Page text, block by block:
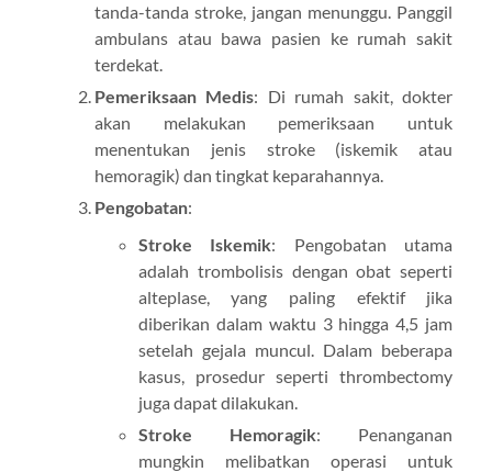
tanda-tanda stroke, jangan menunggu. Panggil
ambulans atau bawa pasien ke rumah sakit
terdekat.
Pemeriksaan Medis: Di rumah sakit, dokter
akan melakukan pemeriksaan untuk
menentukan jenis stroke (iskemik atau
hemoragik) dan tingkat keparahannya.
Pengobatan:
Stroke Iskemik: Pengobatan utama
adalah trombolisis dengan obat seperti
alteplase, yang paling efektif jika
diberikan dalam waktu 3 hingga 4,5 jam
setelah gejala muncul. Dalam beberapa
kasus, prosedur seperti thrombectomy
juga dapat dilakukan.
Stroke Hemoragik: Penanganan
mungkin melibatkan operasi untuk